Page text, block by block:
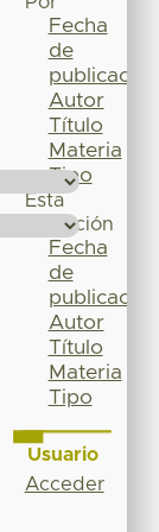
Fecha
de
publicación
Autor
Título
Materia
Tipo
Esta
colección
Fecha
de
publicación
Autor
Título
Materia
Tipo
Usuario
Acceder